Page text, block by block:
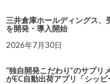
三井倉庫ホールディングス、
を開発・導入開始
2026年7月30日
“独自開発こだわり”のサプリ
がEC自動出荷アプリ「シッピ